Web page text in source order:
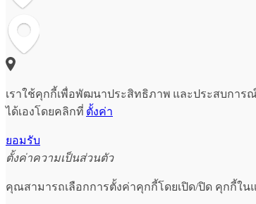
เราใช้คุกกี้เพื่อพัฒนาประสิทธิภาพ และประสบกา
ได้เองโดยคลิกที่ ตั้งค่า
ยอมรับ
ตั้งค่าความเป็นส่วนตัว
คุณสามารถเลือกการตั้งค่าคุกกี้โดยเปิด/ปิด คุกกี้ใน